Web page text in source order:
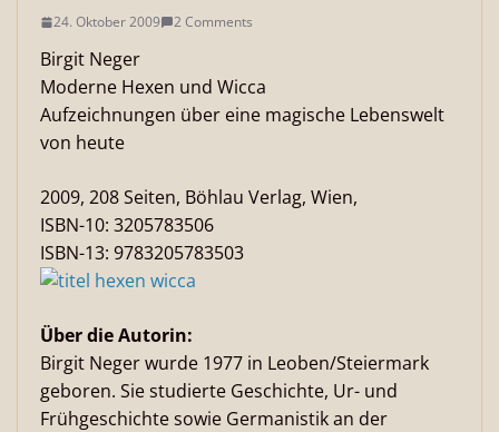
24. Oktober 2009 2 Comments
Birgit Neger
Moderne Hexen und Wicca
Aufzeichnungen über eine magische Lebenswelt
von heute
2009, 208 Seiten, Böhlau Verlag, Wien,
ISBN-10: 3205783506
ISBN-13: 9783205783503
Über die Autorin:
Birgit Neger wurde 1977 in Leoben/Steiermark
geboren. Sie studierte Geschichte, Ur- und
Frühgeschichte sowie Germanistik an der